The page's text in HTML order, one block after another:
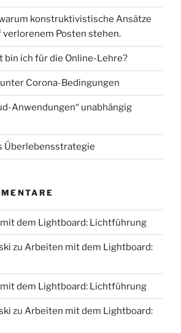
konstruktivistische Ansätze
verlorenem Posten stehen.
bin ich für die Online-Lehre?
Corona-Bedingungen
Anwendungen“ unabhängig
Überlebensstrategie
dem Lightboard: Lichtführung
zu Arbeiten mit dem Lightboard:
dem Lightboard: Lichtführung
zu Arbeiten mit dem Lightboard: